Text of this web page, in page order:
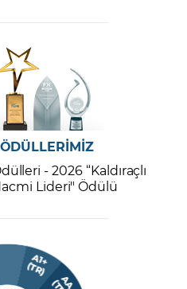
- 2026 “Kaldıraçlı
Lideri" Ödülü